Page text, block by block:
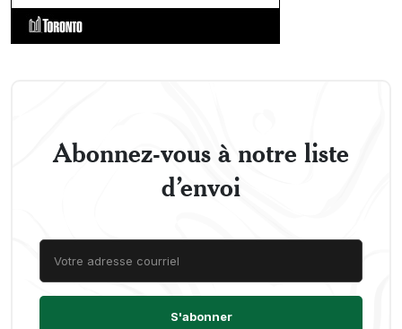
Abonnez-vous à notre liste
d’envoi